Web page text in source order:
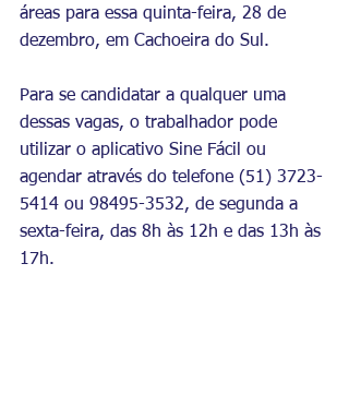
áreas para essa quinta-feira, 28 de
dezembro, em Cachoeira do Sul.
Para se candidatar a qualquer uma
dessas vagas, o trabalhador pode
utilizar o aplicativo Sine Fácil ou
agendar através do telefone (51) 3723-
5414 ou 98495-3532, de segunda a
sexta-feira, das 8h às 12h e das 13h às
17h.